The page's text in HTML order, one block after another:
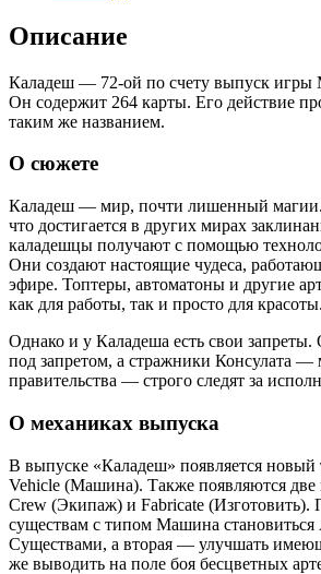
Описание
Каладеш — 72-ой по счету выпуск игры
Он содержит 264 карты. Его действие
таким же названием.
О сюжете
Каладеш — мир, почти лишенный
что достигается в других мирах
каладешцы получают с помощью
Они создают настоящие чудеса,
эфире. Топтеры, автоматоны и другие
как для работы, так и просто для красоты.
Однако и у Каладеша есть свои запреты.
под запретом, а стражники Консулата —
правительства — строго следят за
О механиках выпуска
В выпуске «Каладеш» появляется
Vehicle (Машина). Также появляются
Crew (Экипаж) и Fabricate (Изготовить).
существам с типом Машина
Существами, а вторая — улучшать
же выводить на поле боя бесцветных